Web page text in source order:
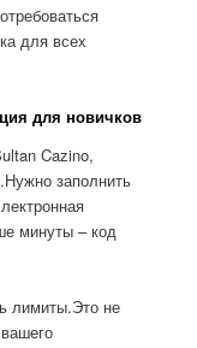
для всех
для новичков
Cazino,
заполнить
минуты – код
лимиты.Это не